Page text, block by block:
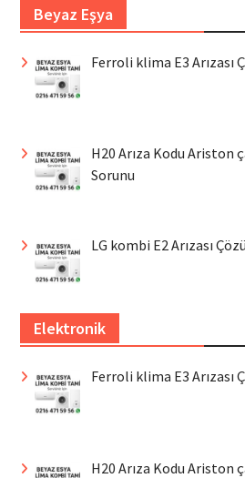
Beyaz Eşya
Ferroli klima E3 Arızası
H20 Arıza Kodu Ariston
Sorunu
LG kombi E2 Arızası
Elektronik
Ferroli klima E3 Arızası
H20 Arıza Kodu Ariston